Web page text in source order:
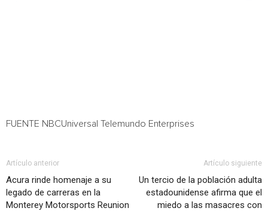
FUENTE NBCUniversal Telemundo Enterprises
Artículo anterior
Acura rinde homenaje a su
legado de carreras en la
Monterey Motorsports Reunion
Artículo siguiente
Un tercio de la población adulta
estadounidense afirma que el
miedo a las masacres con